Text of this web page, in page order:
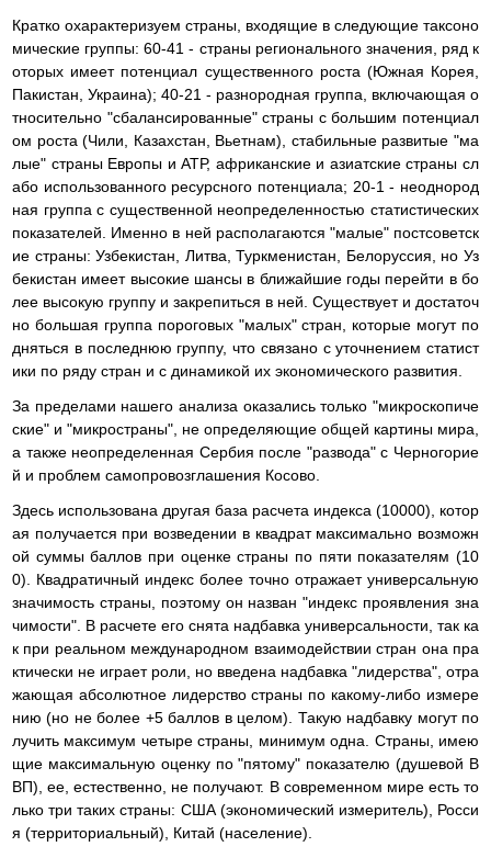
Кратко охарактеризуем страны, входящие в следующие таксоно
мические группы: 60-41 - страны регионального значения, ряд к
оторых имеет потенциал существенного роста (Южная Корея,
Пакистан, Украина); 40-21 - разнородная группа, включающая о
тносительно "сбалансированные" страны с большим потенциал
ом роста (Чили, Казахстан, Вьетнам), стабильные развитые "ма
лые" страны Европы и АТР, африканские и азиатские страны сл
або использованного ресурсного потенциала; 20-1 - неоднород
ная группа с существенной неопределенностью статистических
показателей. Именно в ней располагаются "малые" постсоветск
ие страны: Узбекистан, Литва, Туркменистан, Белоруссия, но Уз
бекистан имеет высокие шансы в ближайшие годы перейти в бо
лее высокую группу и закрепиться в ней. Существует и достаточ
но большая группа пороговых "малых" стран, которые могут по
дняться в последнюю группу, что связано с уточнением статист
ики по ряду стран и с динамикой их экономического развития.
За пределами нашего анализа оказались только "микроскопиче
ские" и "микространы", не определяющие общей картины мира,
а также неопределенная Сербия после "развода" с Черногорие
й и проблем самопровозглашения Косово.
Здесь использована другая база расчета индекса (10000), котор
ая получается при возведении в квадрат максимально возможн
ой суммы баллов при оценке страны по пяти показателям (10
0). Квадратичный индекс более точно отражает универсальную
значимость страны, поэтому он назван "индекс проявления зна
чимости". В расчете его снята надбавка универсальности, так ка
к при реальном международном взаимодействии стран она пра
ктически не играет роли, но введена надбавка "лидерства", отра
жающая абсолютное лидерство страны по какому-либо измере
нию (но не более +5 баллов в целом). Такую надбавку могут по
лучить максимум четыре страны, минимум одна. Страны, имею
щие максимальную оценку по "пятому" показателю (душевой В
ВП), ее, естественно, не получают. В современном мире есть то
лько три таких страны: США (экономический измеритель), Росси
я (территориальный), Китай (население).